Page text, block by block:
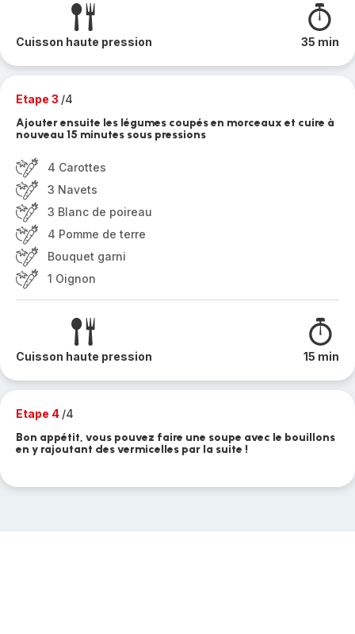
Cuisson haute pression 35 min
Etape 3 /4
Ajouter ensuite les légumes coupés en morceaux et cuire à
nouveau 15 minutes sous pressions
4 Carottes
3 Navets
3 Blanc de poireau
4 Pomme de terre
Bouquet garni
1 Oignon
Cuisson haute pression 15 min
Etape 4 /4
Bon appétit, vous pouvez faire une soupe avec le bouillons
en y rajoutant des vermicelles par la suite !